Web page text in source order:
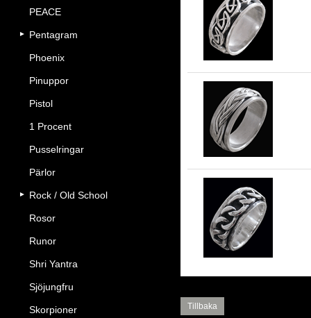
PEACE
Pentagram
Phoenix
Pinuppor
Pistol
1 Procent
Pusselringar
Pärlor
Rock / Old School
Rosor
Runor
Shri Yantra
Sjöjungfru
Skorpioner Tillbaka